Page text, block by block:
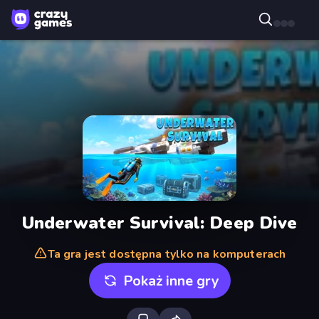
Underwater Survival: Deep Dive
Ta gra jest dostępna tylko na komputerach
Pokaż inne gry